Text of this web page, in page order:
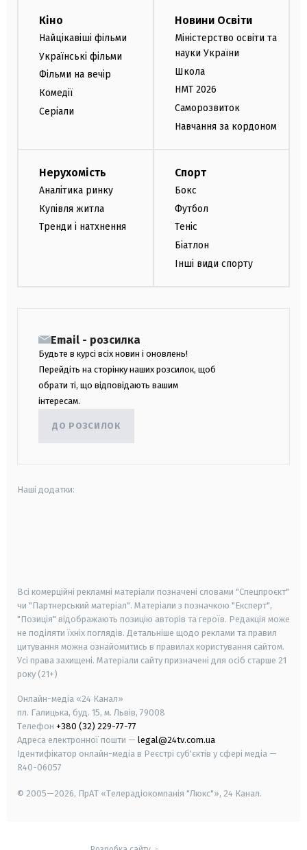
Кіно
Найцікавіші фільми
Українські фільми
Фільми на вечір
Комедії
Серіали
Новини Освіти
Міністерство освіти та
науки України
Школа
НМТ 2026
Саморозвиток
Навчання за кордоном
Нерухомість
Аналітика ринку
Купівля житла
Тренди і натхнення
Спорт
Бокс
Футбол
Теніс
Біатлон
Інші види спорту
Email - розсилка
Будьте в курсі всіх новин і оновлень!
Перейдіть на сторінку наших розсилок, щоб
обрати ті, що відповідають вашим
інтересам.
ДО РОЗСИЛОК
Наші додатки:
Всі комерційні рекламні матеріали позначені словами "Спецпроєкт"
чи "Партнерський матеріал". Матеріали з позначкою "Експерт",
"Позиція" відображають позицію авторів та героїв. Редакція може
не поділяти їхніх поглядів. Детальніше щодо реклами та правил
цитування можна ознайомитись в правилах користування сайтом.
Усі права захищені. Матеріали сайту призначені для осіб старше 21
року (21+)
Онлайн-медіа «24 Канал»
пл. Галицька, буд. 15, м. Львів, 79008
Телефон +380 (32) 229-77-77
Адреса електронної пошти — legal@24tv.com.ua
Ідентифікатор онлайн-медіа в Реєстрі суб'єктів у сфері медіа —
R40-06057
© 2005—2026, ПрАТ «Телерадіокомпанія "Люкс"», 24 Канал.